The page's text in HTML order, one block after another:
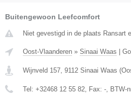
Buitengewoon Leefcomfort
Niet gevestigd in de plaats Ransart
Oost-Vlaanderen » Sinaai Waas
Wijnveld 157, 9112 Sinaai Waas (
Tel: +32468 12 55 82, Fax: -, BTW-